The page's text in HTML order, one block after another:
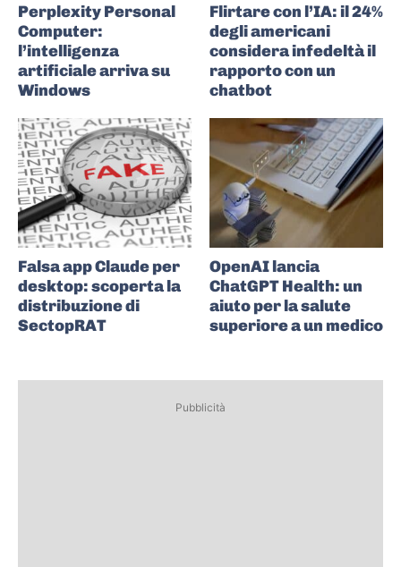
Perplexity Personal
Computer:
l’intelligenza
artificiale arriva su
Windows
Flirtare con l’IA: il 24%
degli americani
considera infedeltà il
rapporto con un
chatbot
Falsa app Claude per
desktop: scoperta la
distribuzione di
SectopRAT
OpenAI lancia
ChatGPT Health: un
aiuto per la salute
superiore a un medico
Pubblicità